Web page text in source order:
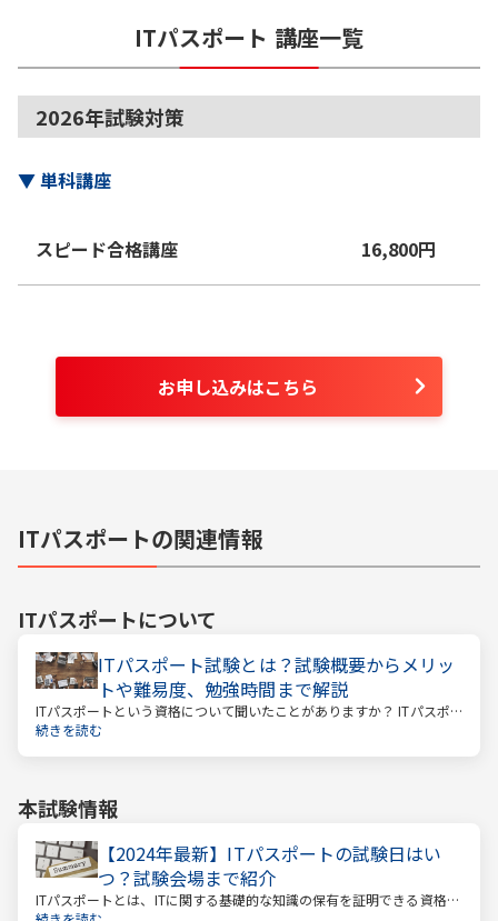
ITパスポート 講座一覧
2026年試験対策
▼単科講座
スピード合格講座 16,800円
お申し込みはこちら
ITパスポートの関連情報
ITパスポートについて
ITパスポート試験とは？試験概要からメリッ
トや難易度、勉強時間まで解説
ITパスポートという資格について聞いたことがありますか？ ITパスポ
ートといっても、海外旅行に関する資格ではありません。
続きを読む
本試験情報
【2024年最新】ITパスポートの試験日はい
つ？試験会場まで紹介
ITパスポートとは、ITに関する基礎的な知識の保有を証明できる資格で